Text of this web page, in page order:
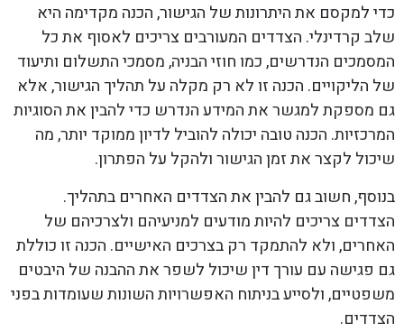
כדי למקסם את היתרונות של הגישור, הכנה מקדימה היא
שלב קרדינלי. הצדדים המעורבים צריכים לאסוף את כל
המסמכים הנדרשים, כמו חוזי הבניה, מסמכי התשלום ותיעוד
של הליקויים. הכנה זו לא רק מקלה על תהליך הגישור, אלא
גם מספקת למגשר את המידע הנדרש כדי להבין את הסוגיות
המרכזיות. הכנה טובה יכולה להוביל לדיון ממוקד יותר, מה
שיכול לקצר את זמן הגישור ולהקל על הפתרון.
בנוסף, חשוב גם להבין את הצדדים האחרים בתהליך.
הצדדים צריכים להיות מודעים למניעיהם ולצרכיהם של
האחרים, ולא להתמקד רק בצרכים האישיים. הכנה זו כוללת
גם פגישה עם עורך דין שיכול לשפר את ההבנה של היבטים
משפטיים, ולסייע בניתוח האפשרויות השונות שעומדות בפני
הצדדים.